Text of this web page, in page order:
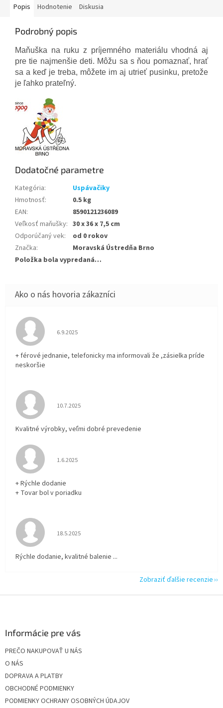
Popis Hodnotenie Diskusia
Podrobný popis
Maňuška na ruku z príjemného materiálu vhodná aj
pre tie najmenšie deti. Môžu sa s ňou pomaznať, hrať
sa a keď je treba, môžete im aj utrieť pusinku, pretože
je ľahko prateľný.
Dodatočné parametre
Kategória:
Uspávačiky
Hmotnosť:
0.5 kg
EAN:
8590121236089
Veľkosť maňušky: 30 x 36 x 7,5 cm
Odporúčaný vek:
od 0 rokov
Značka:
Moravská Ústredňa Brno
Položka bola vypredaná…
Hodnotenie obchodu je 5 z 5 hviezdičiek.
6.9.2025
+ férové jednanie, telefonicky ma informovali že ,zásielka príde
neskoršie
Hodnotenie obchodu je 5 z 5 hviezdičiek.
10.7.2025
Kvalitné výrobky, veľmi dobré prevedenie
Hodnotenie obchodu je 5 z 5 hviezdičiek.
1.6.2025
+ Rýchle dodanie
+ Tovar bol v poriadku
Hodnotenie obchodu je 5 z 5 hviezdičiek.
18.5.2025
Rýchle dodanie, kvalitné balenie ...
Zobraziť ďalšie recenzie
Informácie pre vás
PREČO NAKUPOVAŤ U NÁS
O NÁS
DOPRAVA A PLATBY
OBCHODNÉ PODMIENKY
PODMIENKY OCHRANY OSOBNÝCH ÚDAJOV